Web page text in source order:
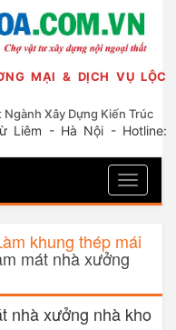
MẠI & DỊCH VỤ LỘC
Xây Dựng Kiến Trúc
Liêm - Hà Nội - Hotline:
Toggle
khung thép mái
mát nhà xưởng
nhà xưởng nhà kho